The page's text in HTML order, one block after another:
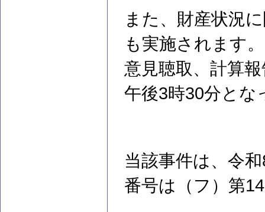
また、財産状況
も実施されます
意見聴取、計算
午後3時30分とな
当該事件は、令
番号は（フ）第